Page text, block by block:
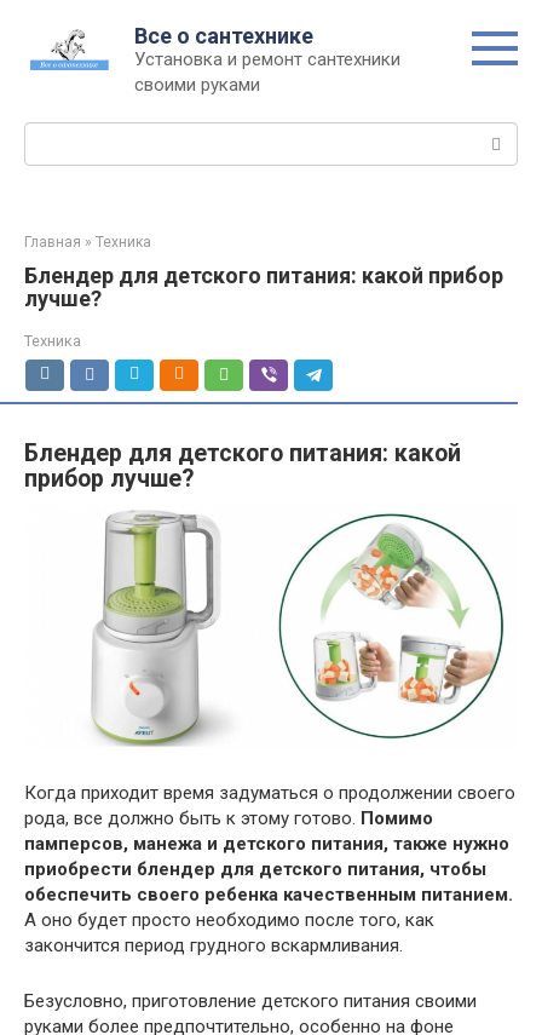
контенту
Все о сантехнике
Установка и ремонт сантехники
своими руками
Главная » Техника
Блендер для детского питания: какой прибор
лучше?
Техника
Блендер для детского питания: какой
прибор лучше?
Когда приходит время задуматься о продолжении своего
рода, все должно быть к этому готово. Помимо
памперсов, манежа и детского питания, также нужно
приобрести блендер для детского питания, чтобы
обеспечить своего ребенка качественным питанием.
А оно будет просто необходимо после того, как
закончится период грудного вскармливания.
Безусловно, приготовление детского питания своими
руками более предпочтительно, особенно на фоне